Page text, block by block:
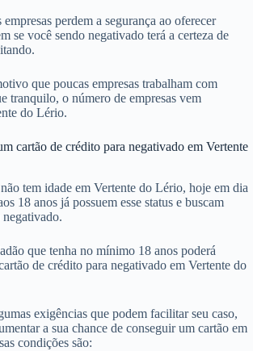
perdem a segurança ao oferecer
se você sendo negativado terá a certeza de
que poucas empresas trabalham com
tranquilo, o número de empresas vem
do Lério.
cartão de crédito para negativado em Vertente
tem idade em Vertente do Lério, hoje em dia
18 anos já possuem esse status e buscam
que tenha no mínimo 18 anos poderá
de crédito para negativado em Vertente do
exigências que podem facilitar seu caso,
a sua chance de conseguir um cartão em
condições são: